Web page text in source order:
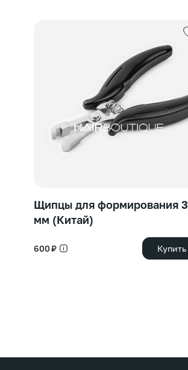
Щипцы для формирования 3
мм (Китай)
600 ₽ Купить